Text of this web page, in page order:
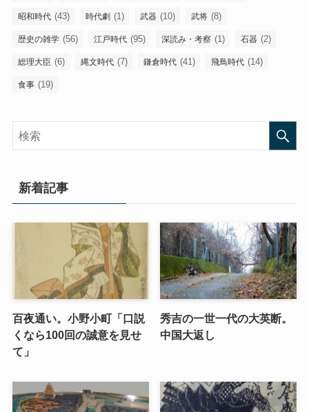
昭和時代 (43) 時代劇 (1) 武器 (10) 武将 (8)
歴史の雑学 (56) 江戸時代 (95) 深読み・考察 (1) 石器 (2)
総理大臣 (6) 縄文時代 (7) 鎌倉時代 (41) 飛鳥時代 (14)
食事 (19)
新着記事
百夜通い。小野小町「口説
くなら100回の誠意を見せ
て」
秀吉の一世一代の大英断。
中国大返し